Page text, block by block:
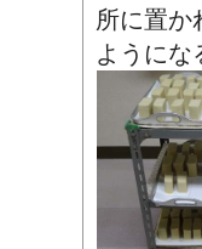
所に置か
ようにな